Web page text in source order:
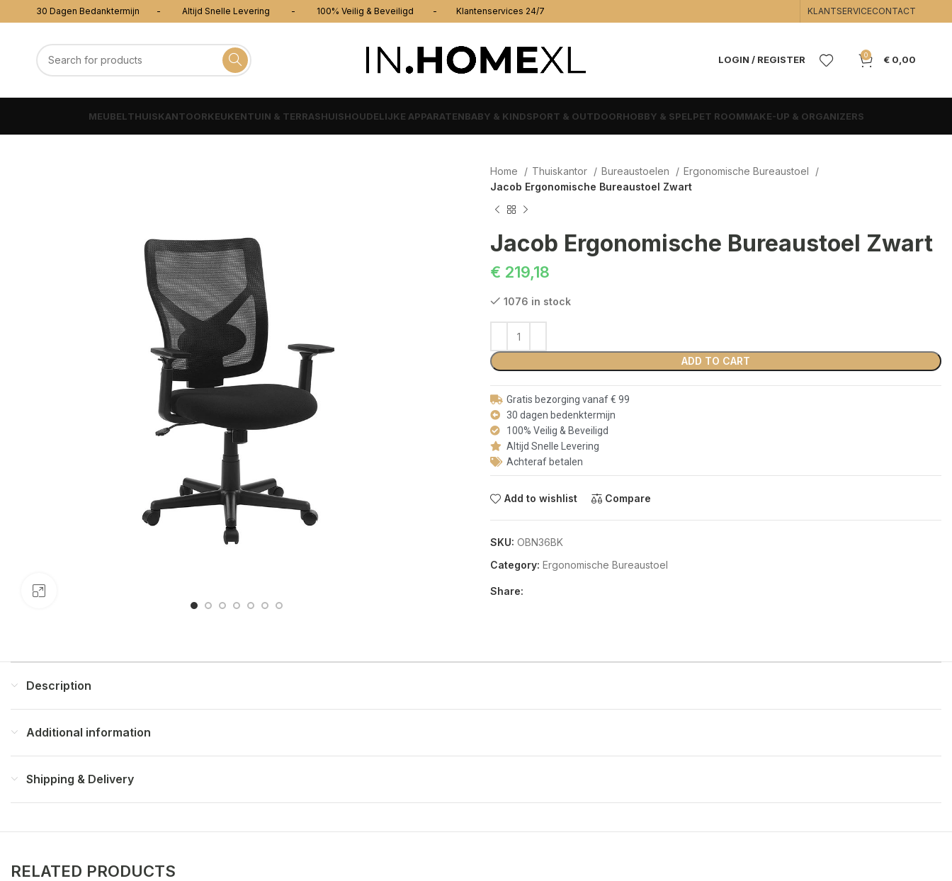
30 Dagen Bedanktermijn - Altijd Snelle Levering - 100% Veilig & Beveiligd - Klantenservices 24/7 KLANTSERVICECONTACT
LOGIN / REGISTER 0 € 0,00
MEUBEL THUISKANTOORKEUKENTUIN & TERRASHUISHOUDELIJKE APPARATENBABY & KINDSPORT & OUTDOORHOBBY & SPEL PET ROOMMAKE-UP & ORGANIZERS
Home Thuiskantor Bureaustoelen
Ergonomische Bureaustoel
Jacob Ergonomische Bureaustoel Zwart
Jacob Ergonomische Bureaustoel Zwart
€ 219,18
1076 in stock
ADD TO CART
Gratis bezorging vanaf € 99
30 dagen bedenktermijn
100% Veilig & Beveiligd
Altijd Snelle Levering
Achteraf betalen
Add to wishlist Compare
SKU: OBN36BK
Category: Ergonomische Bureaustoel
Share:
Description
Additional information
Shipping & Delivery
RELATED PRODUCTS